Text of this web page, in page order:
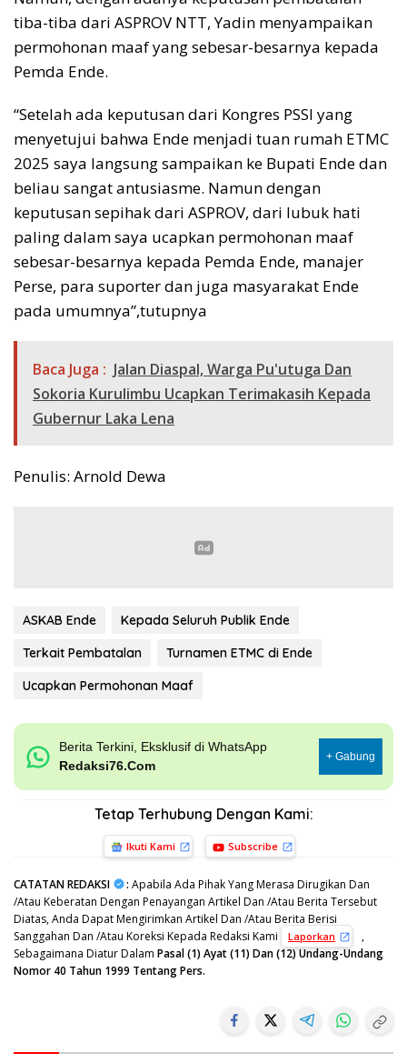
tiba-tiba dari ASPROV NTT, Yadin menyampaikan
permohonan maaf yang sebesar-besarnya kepada
Pemda Ende.
“Setelah ada keputusan dari Kongres PSSI yang
menyetujui bahwa Ende menjadi tuan rumah ETMC
2025 saya langsung sampaikan ke Bupati Ende dan
beliau sangat antusiasme. Namun dengan
keputusan sepihak dari ASPROV, dari lubuk hati
paling dalam saya ucapkan permohonan maaf
sebesar-besarnya kepada Pemda Ende, manajer
Perse, para suporter dan juga masyarakat Ende
pada umumnya”,tutupnya
Baca Juga : Jalan Diaspal, Warga Pu'utuga Dan
Sokoria Kurulimbu Ucapkan Terimakasih Kepada
Gubernur Laka Lena
Penulis: Arnold Dewa
ASKAB Ende
Kepada Seluruh Publik Ende
Terkait Pembatalan
Turnamen ETMC di Ende
Ucapkan Permohonan Maaf
Berita Terkini, Eksklusif di WhatsApp
Redaksi76.Com
+ Gabung
Tetap Terhubung Dengan Kami:
Ikuti Kami Subscribe
CATATAN REDAKSI : Apabila Ada Pihak Yang Merasa Dirugikan Dan
/Atau Keberatan Dengan Penayangan Artikel Dan /Atau Berita Tersebut
Diatas, Anda Dapat Mengirimkan Artikel Dan /Atau Berita Berisi
Sanggahan Dan /Atau Koreksi Kepada Redaksi Kami
Laporkan
,
Sebagaimana Diatur Dalam Pasal (1) Ayat (11) Dan (12) Undang-Undang
Nomor 40 Tahun 1999 Tentang Pers.